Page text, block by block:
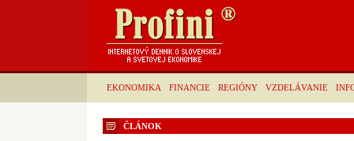
EKONOMIKA FINANCIE REGIÓNY VZDELÁVANIE
ČLÁNOK